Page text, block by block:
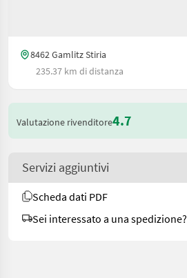
8462 Gamlitz Stiria
235.37 km di distanza
Valutazione rivenditore4.7
Servizi aggiuntivi
Scheda dati PDF
Sei interessato a una spedizione?